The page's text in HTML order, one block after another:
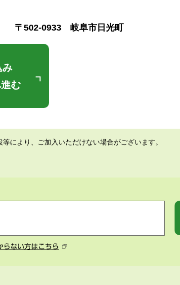
〒502-0933 岐阜市日光町
み
む
により、ご加入いただけない場合がございます。
らない方はこちら